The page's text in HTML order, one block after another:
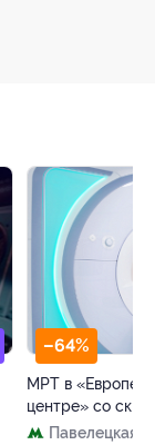
–64%
МРТ в
центре» со
Павелецкая